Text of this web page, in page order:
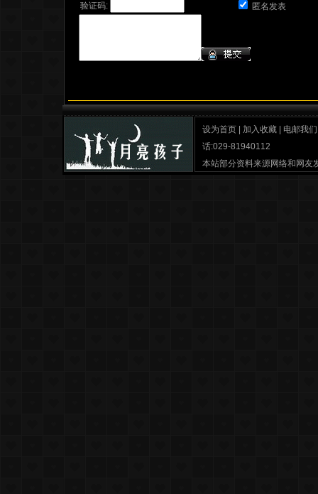
验证码: 匿名发表
设为首页 加入收藏 电邮我们
话:029-81940112
本站部分资料来源网络和网友